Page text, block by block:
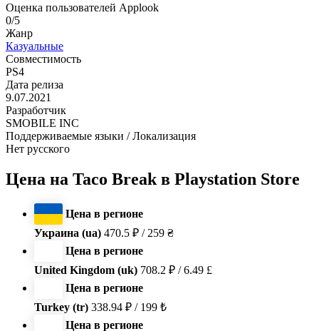
Оценка пользователей Applook
0/5
Жанр
Казуальные
Совместимость
PS4
Дата релиза
9.07.2021
Разработчик
SMOBILE INC
Поддерживаемые языки / Локализация
Нет русского
Цена на Taco Break в Playstation Store
Цена в регионе
Украина (ua) 470.5 ₽ / 259 ₴
Цена в регионе
United Kingdom (uk) 708.2 ₽ / 6.49 £
Цена в регионе
Turkey (tr) 338.94 ₽ / 199 ₺
Цена в регионе